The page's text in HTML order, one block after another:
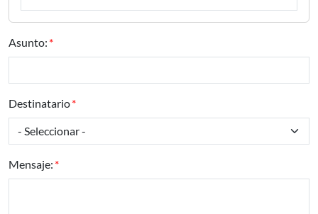
Asunto:
Destinatario
Mensaje: